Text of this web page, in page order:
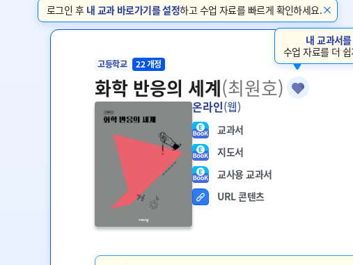
로그인 후 내 교과 바로가기를 설정하고 수업 자료를 빠르게 확인하세요.
고등학교 22 개정
화학 반응의 세계(최원호)
내 교과서
수업 자료를 더
온라인(웹)
교과서
지도서
교사용 교과서
URL 콘텐츠